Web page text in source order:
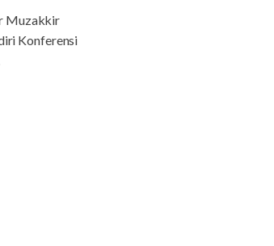
Muzakkir
Konferensi